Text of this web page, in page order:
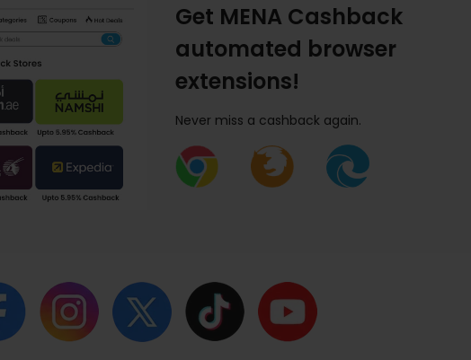
Get MENA Cashback
automated browser
extensions!
Never miss a cashback again.